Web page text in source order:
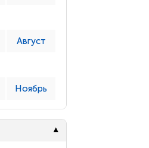
Август
Ноябрь